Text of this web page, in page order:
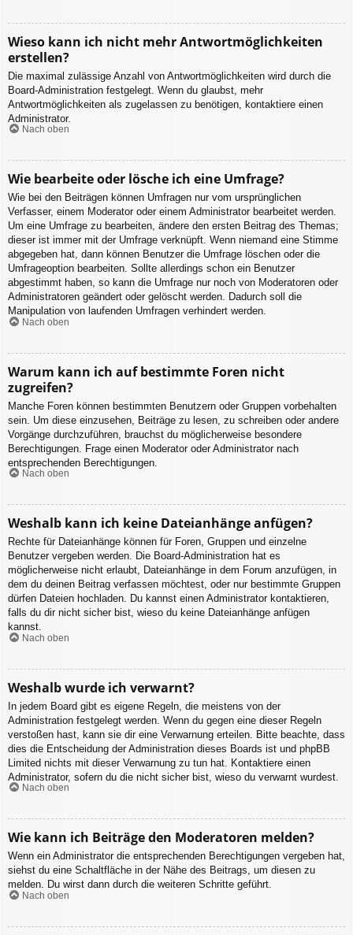
Wieso kann ich nicht mehr Antwortmöglichkeiten
erstellen?
Die maximal zulässige Anzahl von Antwortmöglichkeiten wird durch die
Board-Administration festgelegt. Wenn du glaubst, mehr
Antwortmöglichkeiten als zugelassen zu benötigen, kontaktiere einen
Administrator.
Nach oben
Wie bearbeite oder lösche ich eine Umfrage?
Wie bei den Beiträgen können Umfragen nur vom ursprünglichen
Verfasser, einem Moderator oder einem Administrator bearbeitet werden.
Um eine Umfrage zu bearbeiten, ändere den ersten Beitrag des Themas;
dieser ist immer mit der Umfrage verknüpft. Wenn niemand eine Stimme
abgegeben hat, dann können Benutzer die Umfrage löschen oder die
Umfrageoption bearbeiten. Sollte allerdings schon ein Benutzer
abgestimmt haben, so kann die Umfrage nur noch von Moderatoren oder
Administratoren geändert oder gelöscht werden. Dadurch soll die
Manipulation von laufenden Umfragen verhindert werden.
Nach oben
Warum kann ich auf bestimmte Foren nicht
zugreifen?
Manche Foren können bestimmten Benutzern oder Gruppen vorbehalten
sein. Um diese einzusehen, Beiträge zu lesen, zu schreiben oder andere
Vorgänge durchzuführen, brauchst du möglicherweise besondere
Berechtigungen. Frage einen Moderator oder Administrator nach
entsprechenden Berechtigungen.
Nach oben
Weshalb kann ich keine Dateianhänge anfügen?
Rechte für Dateianhänge können für Foren, Gruppen und einzelne
Benutzer vergeben werden. Die Board-Administration hat es
möglicherweise nicht erlaubt, Dateianhänge in dem Forum anzufügen, in
dem du deinen Beitrag verfassen möchtest, oder nur bestimmte Gruppen
dürfen Dateien hochladen. Du kannst einen Administrator kontaktieren,
falls du dir nicht sicher bist, wieso du keine Dateianhänge anfügen
kannst.
Nach oben
Weshalb wurde ich verwarnt?
In jedem Board gibt es eigene Regeln, die meistens von der
Administration festgelegt werden. Wenn du gegen eine dieser Regeln
verstoßen hast, kann sie dir eine Verwarnung erteilen. Bitte beachte, dass
dies die Entscheidung der Administration dieses Boards ist und phpBB
Limited nichts mit dieser Verwarnung zu tun hat. Kontaktiere einen
Administrator, sofern du die nicht sicher bist, wieso du verwarnt wurdest.
Nach oben
Wie kann ich Beiträge den Moderatoren melden?
Wenn ein Administrator die entsprechenden Berechtigungen vergeben hat,
siehst du eine Schaltfläche in der Nähe des Beitrags, um diesen zu
melden. Du wirst dann durch die weiteren Schritte geführt.
Nach oben